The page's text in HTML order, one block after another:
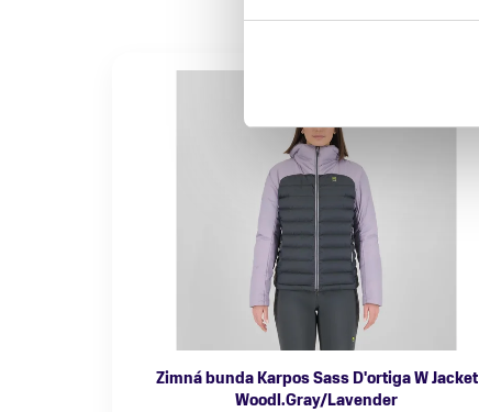
Zimná bunda Karpos Sass D'ortiga W Jacket
Woodl.Gray/Lavender